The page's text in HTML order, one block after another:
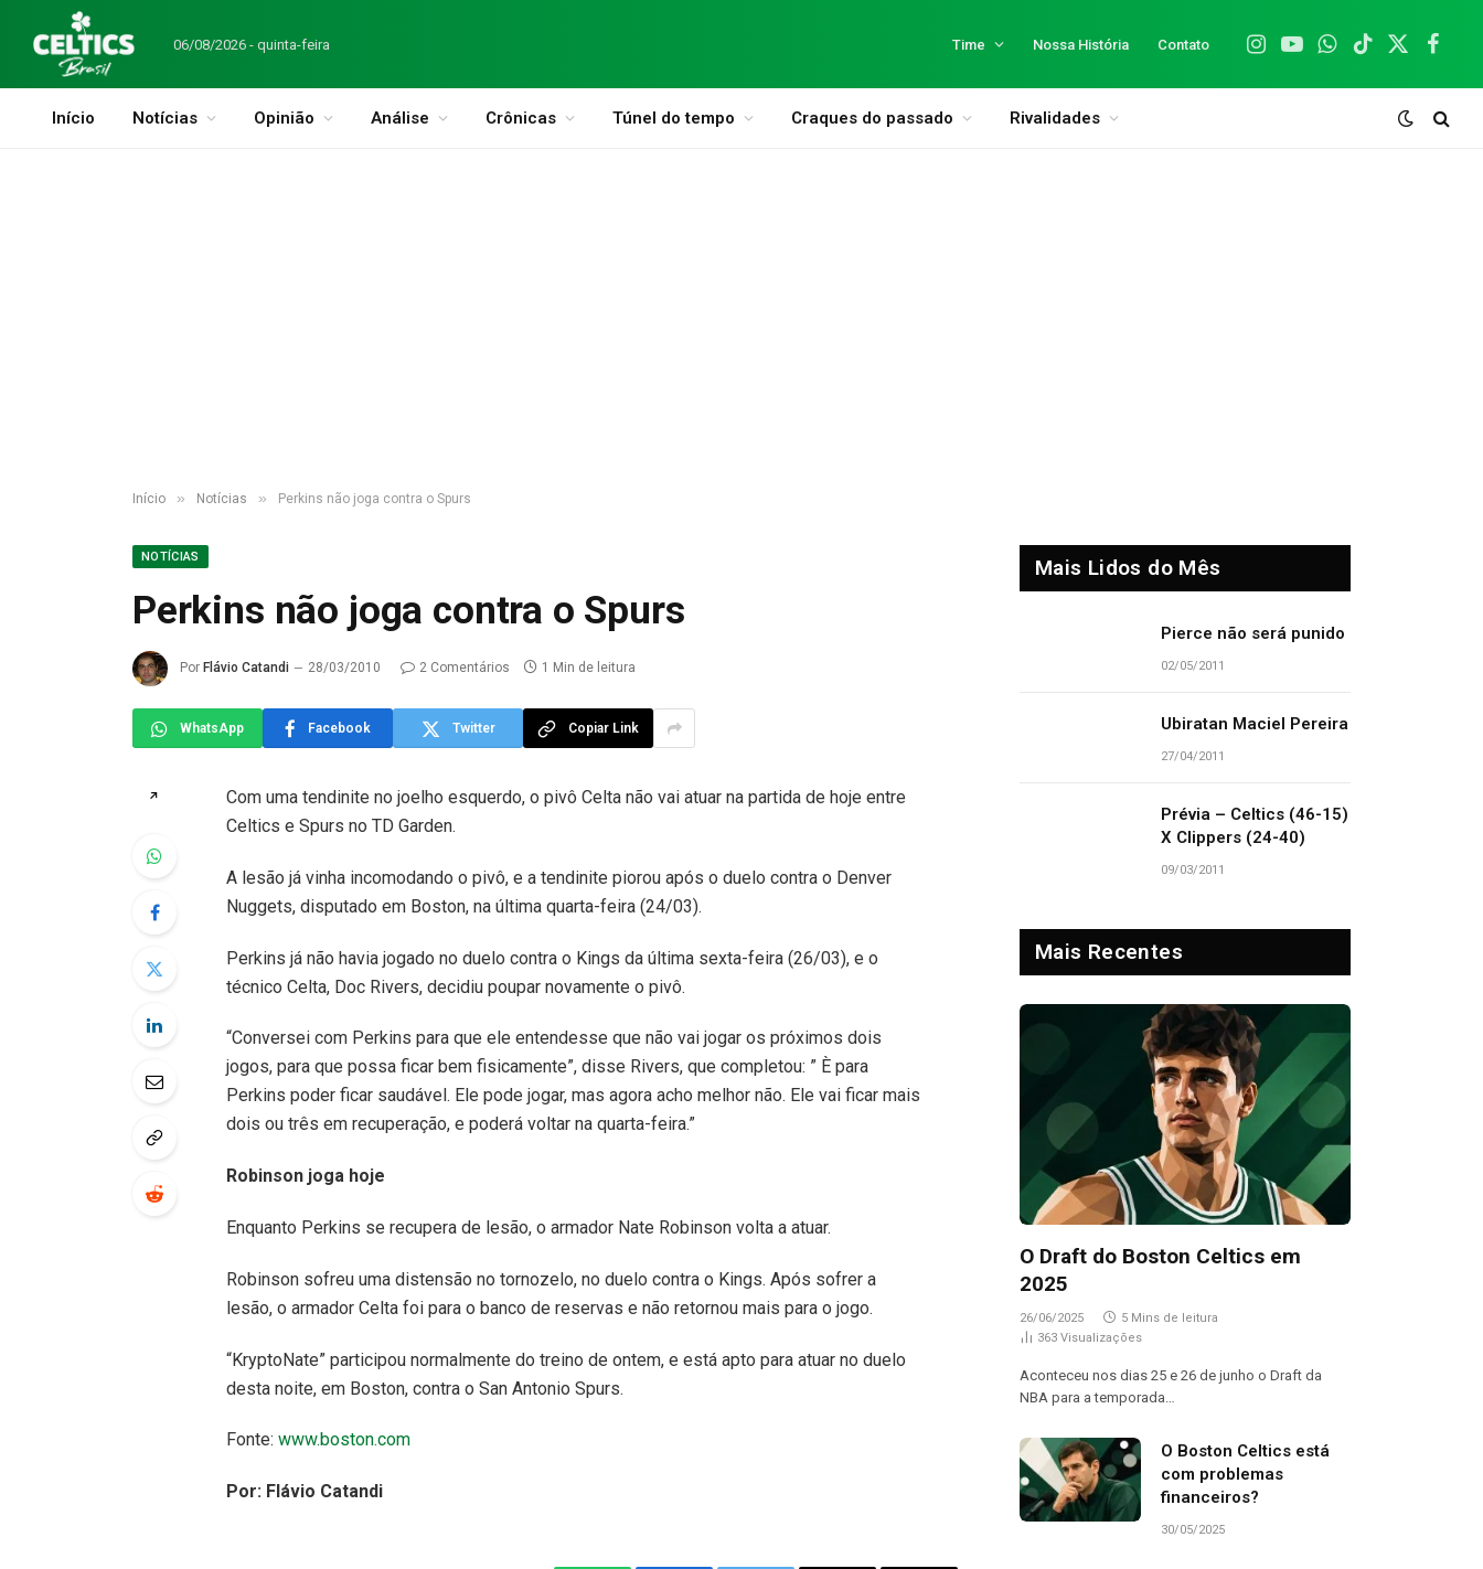
06/08/2026 - quinta-feira Time Nossa História Contato
Instagram
YouTubeWhatsApp
TikTok
X
Início Notícias Opinião Análise Crônicas Túnel do tempo Craques do passado Rivalidades
Início » Notícias » Perkins não joga contra o Spurs
NOTÍCIAS
Perkins não joga contra o Spurs
Por Flávio Catandi 28/03/2010 2 Comentários 1 Min de leitura
WhatsApp Facebook Twitter Copiar Link
↗
Com uma tendinite no joelho esquerdo, o pivô Celta não vai atuar na partida de hoje entre
Celtics e Spurs no TD Garden.
A lesão já vinha incomodando o pivô, e a tendinite piorou após o duelo contra o Denver
Nuggets, disputado em Boston, na última quarta-feira (24/03).
Perkins já não havia jogado no duelo contra o Kings da última sexta-feira (26/03), e o
técnico Celta, Doc Rivers, decidiu poupar novamente o pivô.
“Conversei com Perkins para que ele entendesse que não vai jogar os próximos dois
jogos, para que possa ficar bem fisicamente”, disse Rivers, que completou: ” È para
Perkins poder ficar saudável. Ele pode jogar, mas agora acho melhor não. Ele vai ficar mais
dois ou três em recuperação, e poderá voltar na quarta-feira.”
Robinson joga hoje
Enquanto Perkins se recupera de lesão, o armador Nate Robinson volta a atuar.
Robinson sofreu uma distensão no tornozelo, no duelo contra o Kings. Após sofrer a
lesão, o armador Celta foi para o banco de reservas e não retornou mais para o jogo.
“KryptoNate” participou normalmente do treino de ontem, e está apto para atuar no duelo
desta noite, em Boston, contra o San Antonio Spurs.
Fonte: www.boston.com
Por: Flávio Catandi
Mais Lidos do Mês
Pierce não será punido
02/05/2011
Ubiratan Maciel Pereira
27/04/2011
Prévia – Celtics (46-15)
X Clippers (24-40)
09/03/2011
Mais Recentes
O Draft do Boston Celtics em
2025
26/06/2025
5 Mins de leitura
363 Visualizações
Aconteceu nos dias 25 e 26 de junho o Draft da
NBA para a temporada…
O Boston Celtics está
com problemas
financeiros?
30/05/2025